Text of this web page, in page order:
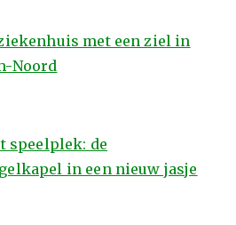
met een ziel in
Noord
speelplek: de
in een nieuw jasje